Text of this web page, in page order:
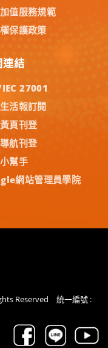
值服務規範
保護政策
連結
27001
活報訂閱
頁刊登
航刊登
幫手
網站管理員學院
Reserved 統一編號 :